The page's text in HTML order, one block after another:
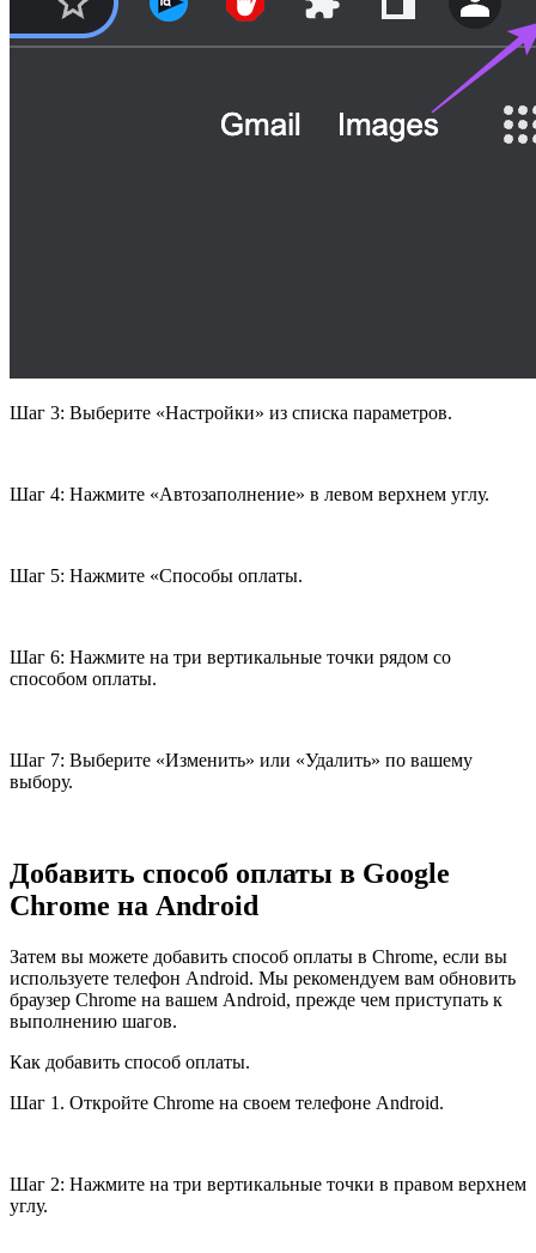
Шаг 3: Выберите «Настройки» из списка параметров.
Шаг 4: Нажмите «Автозаполнение» в левом верхнем углу.
Шаг 5: Нажмите «Способы оплаты.
Шаг 6: Нажмите на три вертикальные точки рядом со
способом оплаты.
Шаг 7: Выберите «Изменить» или «Удалить» по вашему
выбору.
Добавить способ оплаты в Google
Chrome на Android
Затем вы можете добавить способ оплаты в Chrome, если вы
используете телефон Android. Мы рекомендуем вам обновить
браузер Chrome на вашем Android, прежде чем приступать к
выполнению шагов.
Как добавить способ оплаты.
Шаг 1. Откройте Chrome на своем телефоне Android.
Шаг 2: Нажмите на три вертикальные точки в правом верхнем
углу.